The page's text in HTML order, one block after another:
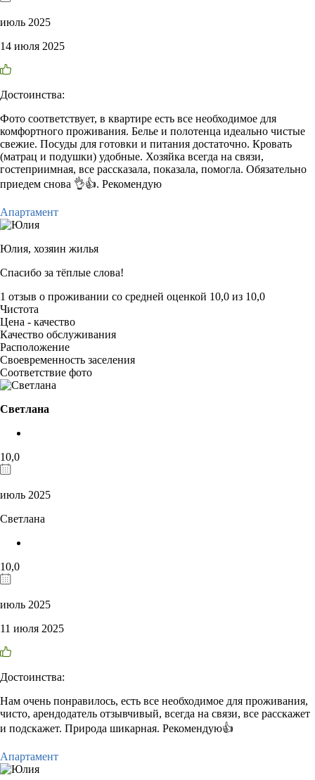
июль 2025
14 июля 2025
Достоинства:
Фото соответствует, в квартире есть все необходимое для
комфортного проживания. Белье и полотенца идеально чистые
свежие. Посуды для готовки и питания достаточно. Кровать
(матрац и подушки) удобные. Хозяйка всегда на связи,
гостеприимная, все рассказала, показала, помогла. Обязательно
приедем снова 👌👍. Рекомендую
Апартамент
Юлия, хозяин жилья
Спасибо за тёплые слова!
1 отзыв о проживании со средней оценкой 10,0 из 10,0
Чистота
Цена - качество
Качество обслуживания
Расположение
Своевременность заселения
Соответствие фото
Светлана
10,0
июль 2025
Светлана
10,0
июль 2025
11 июля 2025
Достоинства:
Нам очень понравилось, есть все необходимое для проживания,
чисто, арендодатель отзывчивый, всегда на связи, все расскажет
и подскажет. Природа шикарная. Рекомендую👍
Апартамент